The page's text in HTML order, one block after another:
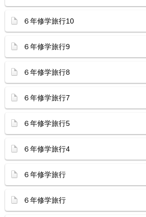
６年修学旅行10
６年修学旅行9
６年修学旅行8
６年修学旅行7
６年修学旅行5
６年修学旅行4
６年修学旅行
６年修学旅行